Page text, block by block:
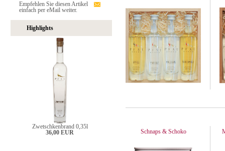
Empfehlen Sie diesen Artikel
einfach per eMail weiter.
Highlights
Zwetschkenbrand 0,35l
36,00 EUR
Schnaps & Schoko